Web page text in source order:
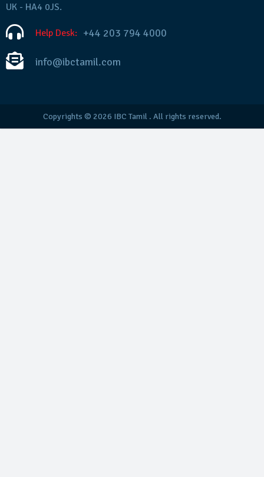
UK - HA4 0JS.
Help Desk: +44 203 794 4000
info@ibctamil.com
Copyrights © 2026 IBC Tamil. All rights reserved.